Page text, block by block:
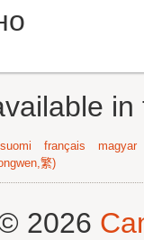
suomi français
magyar
繁)
2026